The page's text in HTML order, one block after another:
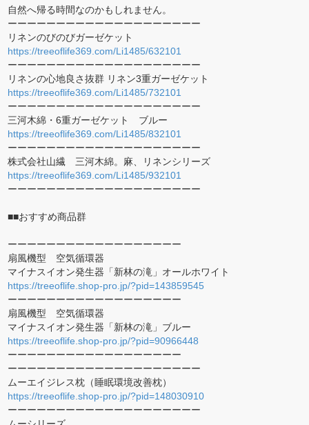
自然へ帰る時間なのかもしれません。
ーーーーーーーーーーーーーーーーーーーー
リネンのびのびガーゼケット
https://treeoflife369.com/Li1485/632101
ーーーーーーーーーーーーーーーーーーーー
リネンの心地良さ抜群 リネン3重ガーゼケット
https://treeoflife369.com/Li1485/732101
ーーーーーーーーーーーーーーーーーーーー
三河木綿・6重ガーゼケット ブルー
https://treeoflife369.com/Li1485/832101
ーーーーーーーーーーーーーーーーーーーー
株式会社山繊 三河木綿。麻、リネンシリーズ
https://treeoflife369.com/Li1485/932101
ーーーーーーーーーーーーーーーーーーーー
■■おすすめ商品群
ーーーーーーーーーーーーーーーーーー
扇風機型 空気循環器
マイナスイオン発生器「新林の滝」オールホワイト
https://treeoflife.shop-pro.jp/?pid=143859545
ーーーーーーーーーーーーーーーーーー
扇風機型 空気循環器
マイナスイオン発生器「新林の滝」ブルー
https://treeoflife.shop-pro.jp/?pid=90966448
ーーーーーーーーーーーーーーーーーー
ーーーーーーーーーーーーーーーーーーーー
ムーエイジレス枕（睡眠環境改善枕）
https://treeoflife.shop-pro.jp/?pid=148030910
ーーーーーーーーーーーーーーーーーーーー